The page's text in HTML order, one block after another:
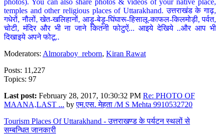
photos). You can also share photos & videos of your native place,
temples and other religious places of Uttarakhand. उत्तराखंड के गाढ़,
गधेरों, नौलों, खेत-खलिहानों, आड़ू-बेड़ू-घिंघारू-हिसालू-काफल-किलमोड़ी, पर्वत,
चोटी, मंदिर और भी ना जाने कितनी फोटुऐं... आइये देखिये ..और आप भी
दिखाइये अपने फोटू..
Moderators: Almoraboy_reborn, Kiran Rawat
Posts: 11,227
Topics: 97
Last post: February 28, 2017, 10:30:32 PM Re: PHOTO OF
MAANA,LAST ... byएम.एस. मेहता /M S Mehta 9910532720
Tourism Places Of Uttarakhand - उत्तराखण्ड के पर्यटन स्थलों से
सम्बन्धित जानकारी